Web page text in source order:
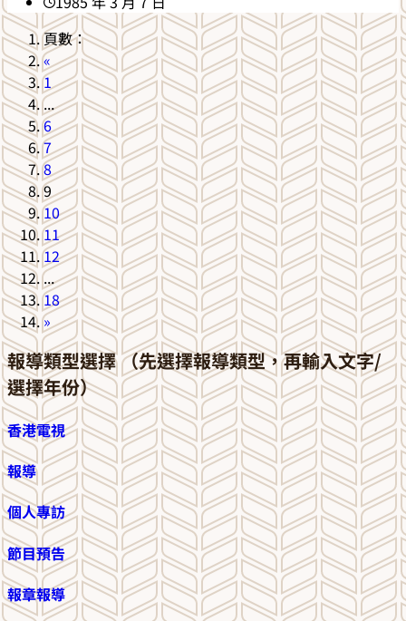
頁數：
«
1
...
6
7
8
9
10
11
12
...
18
»
報導類型選擇 （先選擇報導類型，再輸入文字/
選擇年份）
香港電視
報導
個人專訪
節目預告
報章報導